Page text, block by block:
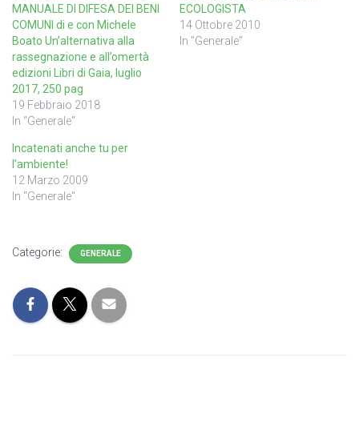
MANUALE DI DIFESA DEI BENI
COMUNI di e con Michele
Boato Un’alternativa alla
rassegnazione e all’omertà
edizioni Libri di Gaia, luglio
2017, 250 pag
19 Febbraio 2018
In "Generale"
ECOLOGISTA
14 Ottobre 2010
In "Generale"
Incatenati anche tu per
l’ambiente!
12 Marzo 2009
In "Generale"
Categorie: GENERALE